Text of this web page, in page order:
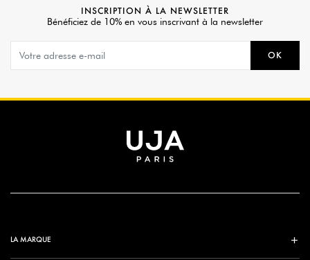
INSCRIPTION À LA NEWSLETTER
Bénéficiez de 10% en vous inscrivant à la newsletter
OK
LA MARQUE